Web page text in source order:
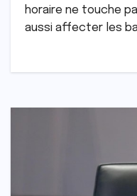
horaire ne touche
aussi affecter les